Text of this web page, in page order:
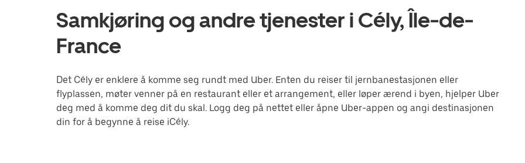
Samkjøring og andre tjenester i Cély, Île-de-
France
Det Cély er enklere å komme seg rundt med Uber. Enten du reiser til jernbanestasjonen eller
flyplassen, møter venner på en restaurant eller et arrangement, eller løper ærend i byen, hjelper Uber
deg med å komme deg dit du skal. Logg deg på nettet eller åpne Uber-appen og angi destinasjonen
din for å begynne å reise iCély.